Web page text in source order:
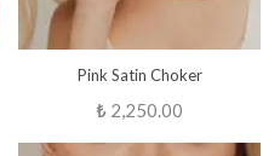
Pink Satin Choker
₺ 2,250.00